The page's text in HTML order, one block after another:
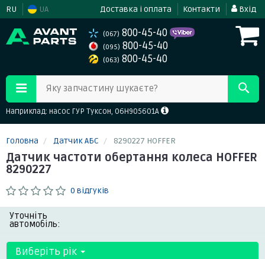
RU UA Доставка і оплата Контакти Вхід
(067) 800-45-40
(095) 800-45-40
(063) 800-45-40
Яку запчастину шукаєте?
Наприклад: насос ГУР Туксон, 06H905601A
Головна Датчик АБС 8290227 HOFFER
Датчик частоти обертання колеса HOFFER
8290227
0 відгуків
Уточніть
автомобіль:
Виберіть рік